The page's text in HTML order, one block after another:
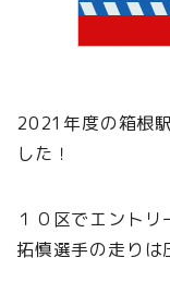
2021年度の箱根
した！
１０区でエント
拓慎選手の走りは